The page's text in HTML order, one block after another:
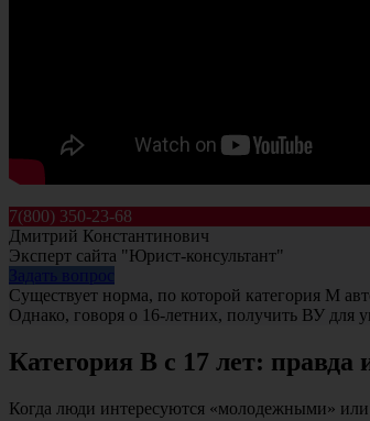
7(800) 350-23-68
Дмитрий Константинович
Эксперт сайта "Юрист-консультант"
Существует норма, по которой категория M
Однако, говоря о 16-летних, получить ВУ для
Категория B с 17 лет: правда
Когда люди интересуются «молодежными»